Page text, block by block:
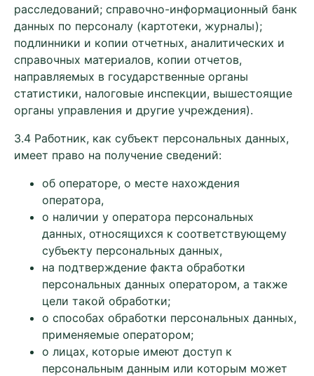
расследований; справочно-информационный банк
данных по персоналу (картотеки, журналы);
подлинники и копии отчетных, аналитических и
справочных материалов, копии отчетов,
направляемых в государственные органы
статистики, налоговые инспекции, вышестоящие
органы управления и другие учреждения).
3.4 Работник, как субъект персональных данных,
имеет право на получение сведений:
об операторе, о месте нахождения
оператора,
о наличии у оператора персональных
данных, относящихся к соответствующему
субъекту персональных данных,
на подтверждение факта обработки
персональных данных оператором, а также
цели такой обработки;
о способах обработки персональных данных,
применяемые оператором;
о лицах, которые имеют доступ к
персональным данным или которым может